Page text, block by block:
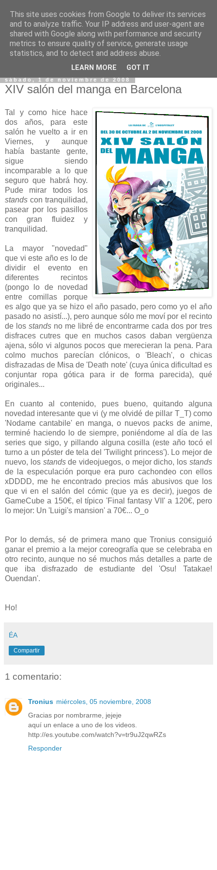
sábado, 1 de noviembre de 2008
XIV salón del manga en Barcelona
Tal y como hice hace
dos años, para este
salón he vuelto a ir en
Viernes, y aunque
había bastante gente,
sigue siendo
incomparable a lo que
seguro que habrá hoy.
Pude mirar todos los
stands con tranquilidad,
pasear por los pasillos
con gran fluidez y
tranquilidad.
La mayor "novedad"
que vi este año es lo de
dividir el evento en
diferentes recintos
(pongo lo de novedad
entre comillas porque
es algo que ya se hizo el año pasado, pero como yo el año
pasado no asistí...), pero aunque sólo me moví por el recinto
de los standsno me libré de encontrarme cada dos por tres
disfraces cutres que en muchos casos daban vergüenza
ajena, sólo vi algunos pocos que merecieran la pena. Para
colmo muchos parecían clónicos, o 'Bleach', o chicas
disfrazadas de Misa de 'Death note' (cuya única dificultad es
conjuntar ropa gótica para ir de forma parecida), qué
originales...
En cuanto al contenido, pues bueno, quitando alguna
novedad interesante que vi (y me olvidé de pillar T_T) como
'Nodame cantabile' en manga, o nuevos packs de anime,
terminé haciendo lo de siempre, poniéndome al día de las
series que sigo, y pillando alguna cosilla (este año tocó el
turno a un póster de tela del 'Twilight princess'). Lo mejor de
nuevo, los standsde videojuegos, o mejor dicho, losstands
de la especulación porque era puro cachondeo con ellos
xDDDD, me he encontrado precios más abusivos que los
que vi en el salón del cómic (que ya es decir), juegos de
GameCube a 150€, el típico 'Final fantasy VII' a 120€, pero
lo mejor: Un 'Luigi's mansion' a 70€... O_o
Por lo demás, sé de primera mano que Tronius consiguió
ganar el premio a la mejor coreografía que se celebraba en
otro recinto, aunque no sé muchos más detalles a parte de
que iba disfrazado de estudiante del 'Osu! Tatakae!
Ouendan'.
Ho!
ÉA
Compartir
1 comentario:
Tronius miércoles, 05 noviembre, 2008
Gracias por nombrarme, jejeje
aquí un enlace a uno de los videos.
http://es.youtube.com/watch?v=tr9uJ2qwRZs
Responder
This site uses cookies from Google to deliver its services
and to analyze traffic. Your IP address and user-agent are
shared with Google along with performance and security
metrics to ensure quality of service, generate usage
statistics, and to detect and address abuse.
LEARN MORE GOT IT